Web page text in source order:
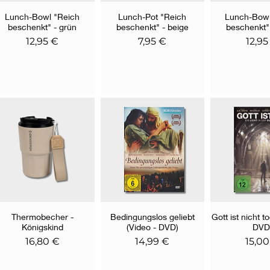
Schnellansicht
Lunch-Bowl "Reich
beschenkt" - grün
Preis
12,95 €
Schnellansicht
Lunch-Pot "Reich
beschenkt" - beige
Preis
7,95 €
Lunch-
Preis
Schnellansicht
Thermobecher -
Königskind
Preis
16,80 €
Schnellansicht
Bedingungslos geliebt
(Video - DVD)
Preis
14,99 €
Gott ist nicht
Preis